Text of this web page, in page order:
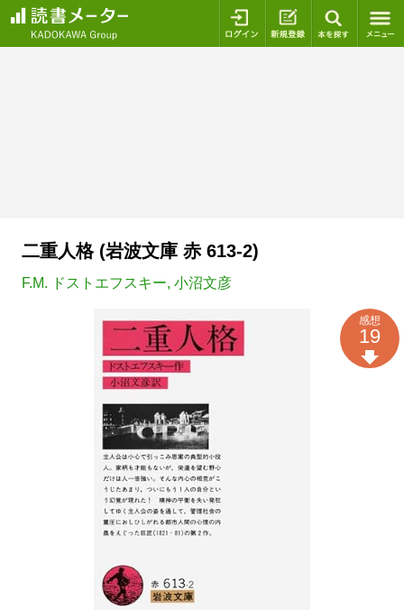
ログイン 新規登録
二重人格 (岩波文庫 赤 613-2)
F.M. ドストエフスキー, 小沼文彦
感想
19